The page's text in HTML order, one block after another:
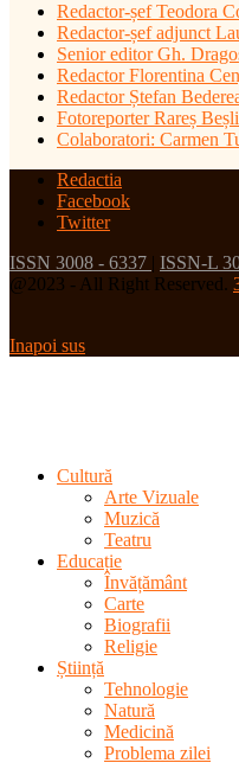
Redactor-șefTeodora
Redactor-șef adjunct
Senior editor Gh.
Redactor Florentina
Redactor Ștefan
Fotoreporter Rareș
Colaboratori: Carmen
Redactia
Facebook
Twitter
ISSN 3008 - 6337
ISSN-L
@2023 - All Right Reserved.
Inapoi sus
Cultură
Arte Vizuale
Muzică
Teatru
Educație
Învățământ
Carte
Biografii
Religie
Știință
Tehnologie
Natură
Medicină
Problema zilei